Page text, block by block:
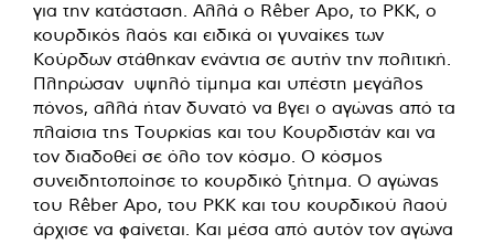
για την κατάσταση. Αλλά ο Rêber Apo, το PKK, ο
κουρδικός λαός και ειδικά οι γυναίκες των
Κούρδων στάθηκαν ενάντια σε αυτήν την πολιτική.
Πληρώσαν υψηλό τίμημα και υπέστη μεγάλος
πόνος, αλλά ήταν δυνατό να βγει ο αγώνας από τα
πλαίσια της Τουρκίας και του Κουρδιστάν και να
τον διαδοθεί σε όλο τον κόσμο. Ο κόσμος
συνειδητοποίησε το κουρδικό ζήτημα. Ο αγώνας
του Rêber Apo, του PKK και του κουρδικού λαού
άρχισε να φαίνεται. Και μέσα από αυτόν τον αγώνα